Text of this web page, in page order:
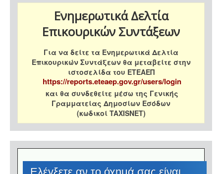
Ενημερωτικά Δελτία
Επικουρικών Συντάξεων
Για να δείτε τα Ενημερωτικά Δελτία
Επικουρικών Συντάξεων θα μεταβείτε στην
ιστοσελίδα του ΕΤΕΑΕΠ
https://reports.eteaep.gov.gr/users/login
και θα συνδεθείτε μέσω της Γενικής
Γραμματείας Δημοσίων Εσόδων
(κωδικοί TAXISNET)